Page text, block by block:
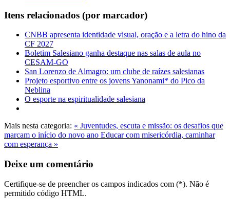
Itens relacionados (por marcador)
CNBB apresenta identidade visual, oração e a letra do hino da
CF 2027
Boletim Salesiano ganha destaque nas salas de aula no
CESAM-GO
San Lorenzo de Almagro: um clube de raízes salesianas
Projeto esportivo entre os jovens Yanonami* do Pico da
Neblina
O esporte na espiritualidade salesiana
Mais nesta categoria: « Juventudes, escuta e missão: os desafios que
marcam o início do novo ano Educar com misericórdia, caminhar
com esperança »
Deixe um comentário
Certifique-se de preencher os campos indicados com (*). Não é
permitido código HTML.